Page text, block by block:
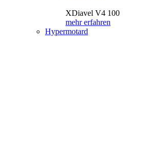
XDiavel V4 100
mehr erfahren
Hypermotard